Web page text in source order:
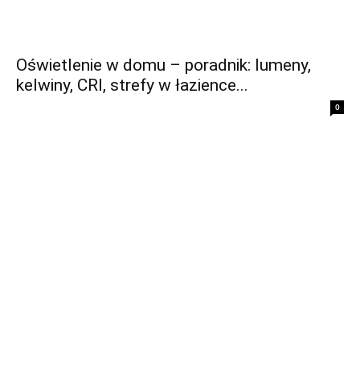
Oświetlenie w domu – poradnik: lumeny,
kelwiny, CRI, strefy w łazience...
0